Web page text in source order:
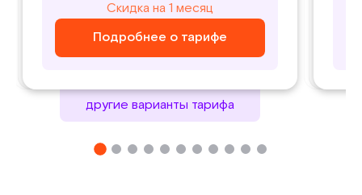
Скидка на 1 месяц
Подробнее о тарифе
Скидка на 1 месяц
Подробнее о тарифе
₽/ месяц
Подробнее о тарифе
₽/ месяц
Подробнее о тарифе
другие варианты тарифа